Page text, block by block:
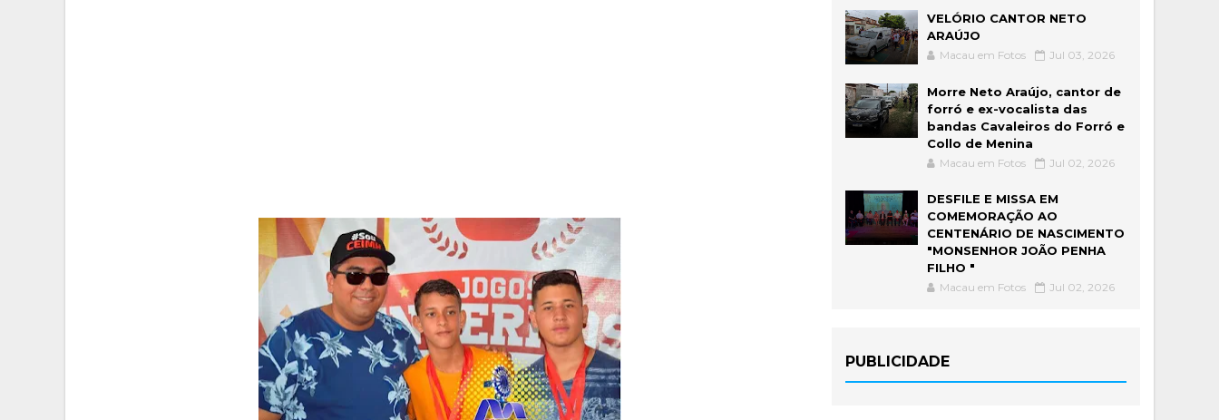
VELÓRIO CANTOR NETO
ARAÚJO
Macau em Fotos Jul 03, 2026
Morre Neto Araújo, cantor de
forró e ex-vocalista das
bandas Cavaleiros do Forró e
Collo de Menina
Macau em Fotos Jul 02, 2026
DESFILE E MISSA EM
COMEMORAÇÃO AO
CENTENÁRIO DE NASCIMENTO
"MONSENHOR JOÃO PENHA
FILHO "
Macau em Fotos Jul 02, 2026
PUBLICIDADE